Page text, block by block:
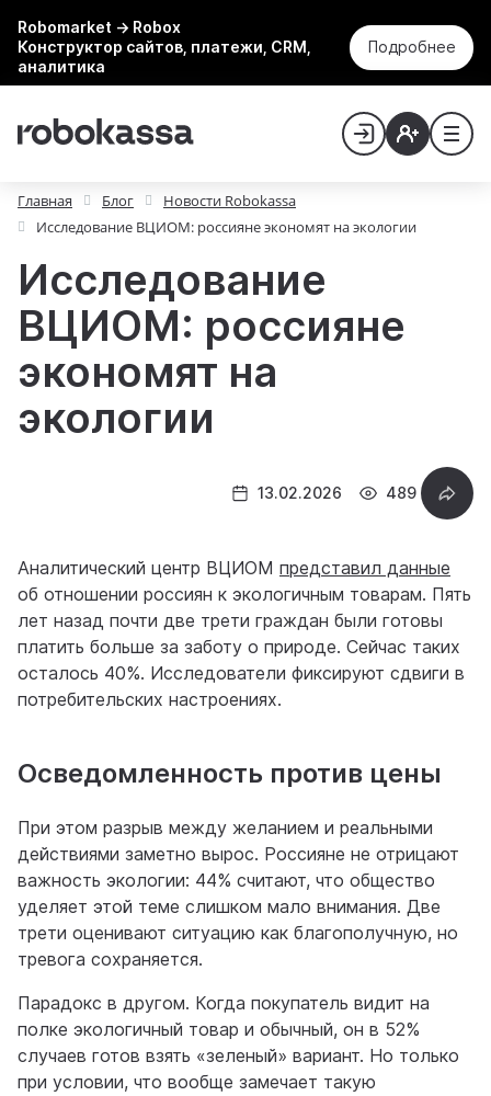
Robomarket → Robox
Конструктор сайтов, платежи, CRM,
аналитика
Подробнее
Главная Блог
Новости Robokassa
Исследование ВЦИОМ: россияне экономят на экологии
Исследование
ВЦИОМ: россияне
экономят на
экологии
13.02.2026 489
Аналитический центр ВЦИОМ представил данные
об отношении россиян к экологичным товарам. Пять
лет назад почти две трети граждан были готовы
платить больше за заботу о природе. Сейчас таких
осталось 40%. Исследователи фиксируют сдвиги в
потребительских настроениях.
Осведомленность против цены
При этом разрыв между желанием и реальными
действиями заметно вырос. Россияне не отрицают
важность экологии: 44% считают, что общество
уделяет этой теме слишком мало внимания. Две
трети оценивают ситуацию как благополучную, но
тревога сохраняется.
Парадокс в другом. Когда покупатель видит на
полке экологичный товар и обычный, он в 52%
случаев готов взять «зеленый» вариант. Но только
при условии, что вообще замечает такую